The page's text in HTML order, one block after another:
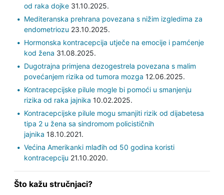
od raka dojke31.10.2025.
Mediteranska prehrana povezana s nižim izgledima za
endometriozu 23.10.2025.
Hormonska kontracepcija utječe na emocije i pamćenje
kod žena 31.08.2025.
Dugotrajna primjena dezogestrela povezana s malim
povećanjem rizika od tumora mozga 12.06.2025.
Kontracepcijske pilule mogle bi pomoći u smanjenju
rizika od raka jajnika 10.02.2025.
Kontracepcijske pilule mogu smanjiti rizik od dijabetesa
tipa 2 u žena sa sindromom policističnih
jajnika 18.10.2021.
Većina Amerikanki mlađih od 50 godina koristi
kontracepciju 21.10.2020.
Što kažu stručnjaci?